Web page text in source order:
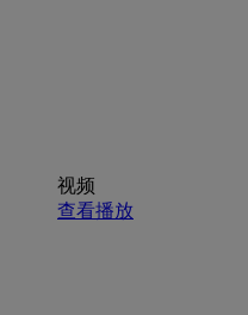
视频
查看播放